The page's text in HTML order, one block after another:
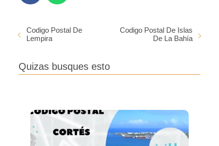
Codigo Postal De
Lempira
Codigo Postal De Islas
De La Bahía
Quizas busques esto